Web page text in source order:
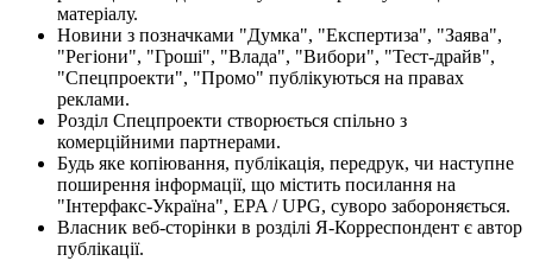
матеріалу.
Новини з позначками "Думка", "Експертиза", "Заява",
"Регіони", "Гроші", "Влада", "Вибори", "Тест-драйв",
"Спецпроекти", "Промо" публікуються на правах
реклами.
Розділ Спецпроекти створюється спільно з
комерційними партнерами.
Будь яке копіювання, публікація, передрук, чи наступне
поширення інформації, що містить посилання на
"Інтерфакс-Україна", EPA / UPG, суворо забороняється.
Власник веб-сторінки в розділі Я-Корреспондент є автор
публікації.